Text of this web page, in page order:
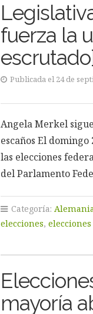
fuerza la
Publicada el 24 de
Angela Merkel
escaños El
las elecciones
del Parlamento
Categoría:
elecciones,
mayoría